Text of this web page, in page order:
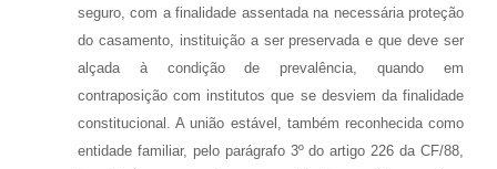
seguro, com a finalidade assentada na necessária proteção
do casamento, instituição a ser preservada e que deve ser
alçada à condição de prevalência, quando em
contraposição com institutos que se desviem da finalidade
constitucional. A união estável, também reconhecida como
entidade familiar, pelo parágrafo 3º do artigo 226 da CF/88,